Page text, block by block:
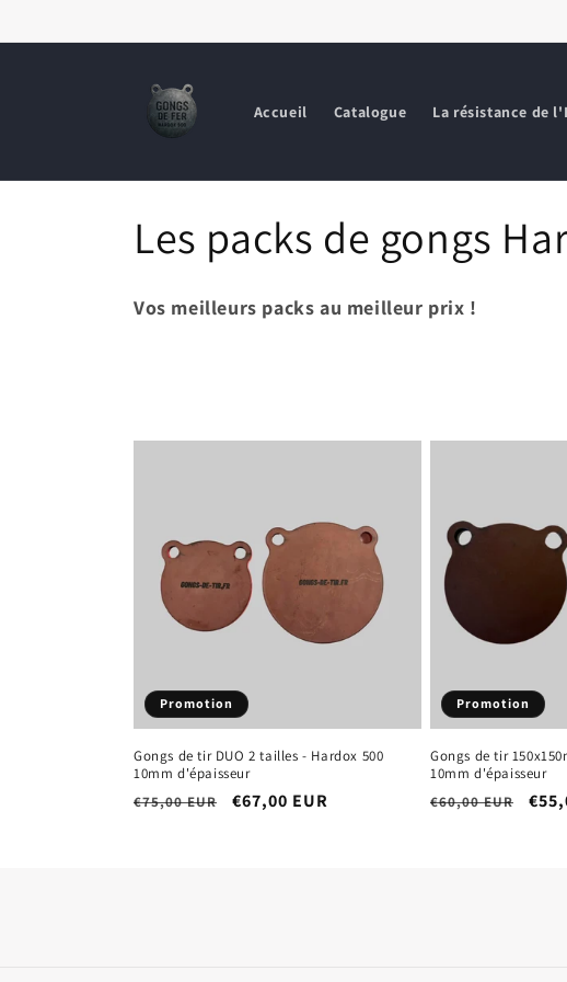
au
Accueil Catalogue La résistance de
C
o
o
n
:
Les packs de gongs
Vos meilleurs packs au meilleur prix !
Promotion
Gongs de tir DUO 2 tailles - Hardox 500
10mm d'épaisseur
Prix
€75,00 EUR
Prix
€67,00 EUR
Promotion
Gongs de tir
10mm d'épaisseur
Prix
€60,00 EUR
Prix